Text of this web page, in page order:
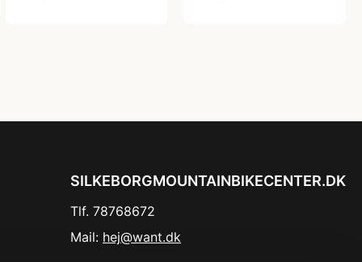
SILKEBORGMOUNTAINBIKECENTER.DK
Tlf. 78768672
Mail: hej@want.dk